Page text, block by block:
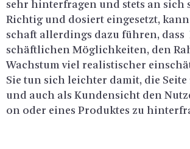
sehr hin­ter­fra­gen und stets an sich
Rich­tig und do­siert ein­ge­setzt,
schaft al­ler­dings dazu füh­ren, dass
schäft­li­chen Mög­lich­kei­ten, den
Wachs­tum viel rea­lis­ti­scher
Sie tun sich leich­ter damit, die Seite
und auch als Kun­den­sicht den
on oder eines Pro­duk­tes zu